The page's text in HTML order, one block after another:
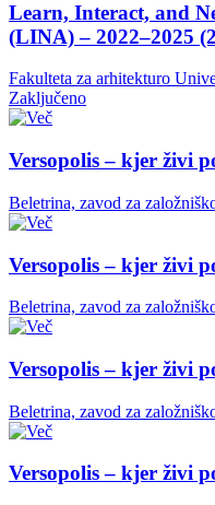
Learn, Interact, and
(LINA) – 2022–2025
Fakulteta za arhitekturo
Zaključeno
Versopolis – kjer živi
Beletrina, zavod za
Versopolis – kjer živi
Beletrina, zavod za
Versopolis – kjer živi
Beletrina, zavod za
Versopolis – kjer živi